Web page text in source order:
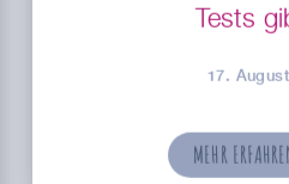
Tests
17.
MEHR